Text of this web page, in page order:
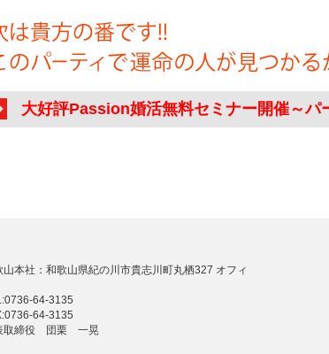
大好評Passion婚活無料セミナー開催～パ
山本社：和歌山県紀の川市貴志川町丸栖327 オフィ
64-3135
64-3135
取締役 団栗 一晃